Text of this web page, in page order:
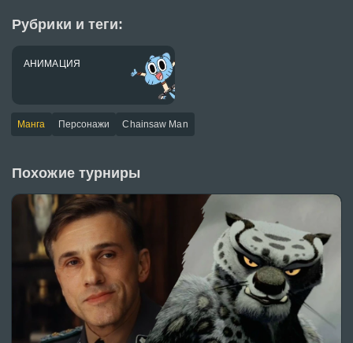
Рубрики и теги:
АНИМАЦИЯ
Манга Персонажи Chainsaw Man
Похожие турниры